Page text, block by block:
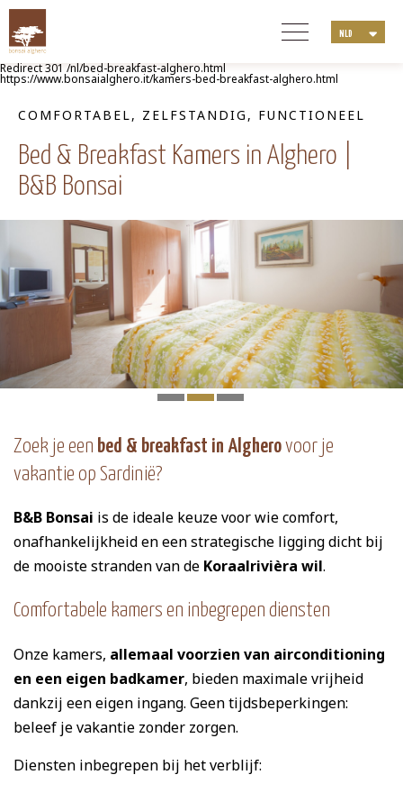
Redirect 301 /nl/bed-breakfast-alghero.html
https://www.bonsaialghero.it/kamers-bed-breakfast-alghero.html
NLD
FRA
COMFORTABEL, ZELFSTANDIG, FUNCTIONEEL
Bed & Breakfast Kamers in Alghero |
B&B Bonsai
Zoek je een bed & breakfast in Algherovoor je
vakantie op Sardinië?
B&B Bonsai is de ideale keuze voor wie comfort,
onafhankelijkheid en een strategische ligging dicht bij
de mooiste stranden van de Koraalrivièra wil.
Comfortabele kamers en inbegrepen diensten
Onze kamers, allemaal voorzien van airconditioning
en een eigen badkamer, bieden maximale vrijheid
dankzij een eigen ingang. Geen tijdsbeperkingen:
beleef je vakantie zonder zorgen.
Diensten inbegrepen bij het verblijf: